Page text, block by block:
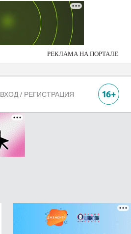
РЕКЛАМА НА ПОРТАЛЕ
ВХОД / РЕГИСТРАЦИЯ